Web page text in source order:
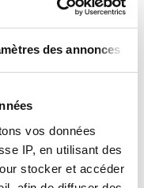
des annonces
vos données
IP, en utilisant des
stocker et accéder